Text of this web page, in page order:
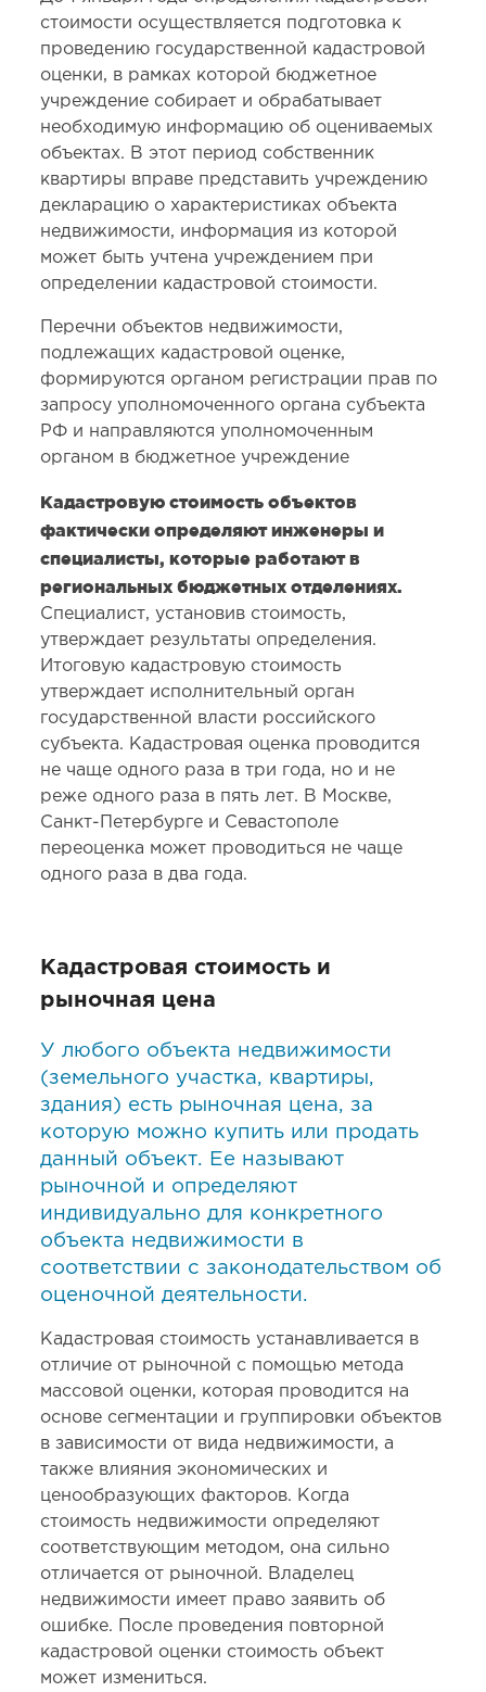
стоимости осуществляется подготовка к
проведению государственной кадастровой
оценки, в рамках которой бюджетное
учреждение собирает и обрабатывает
необходимую информацию об оцениваемых
объектах. В этот период собственник
квартиры вправе представить учреждению
декларацию о характеристиках объекта
недвижимости, информация из которой
может быть учтена учреждением при
определении кадастровой стоимости.
Перечни объектов недвижимости,
подлежащих кадастровой оценке,
формируются органом регистрации прав по
запросу уполномоченного органа субъекта
РФ и направляются уполномоченным
органом в бюджетное учреждение
Кадастровую стоимость объектов
фактически определяют инженеры и
специалисты, которые работают в
региональных бюджетных отделениях.
Специалист, установив стоимость,
утверждает результаты определения.
Итоговую кадастровую стоимость
утверждает исполнительный орган
государственной власти российского
субъекта. Кадастровая оценка проводится
не чаще одного раза в три года, но и не
реже одного раза в пять лет. В Москве,
Санкт-Петербурге и Севастополе
переоценка может проводиться не чаще
одного раза в два года.
Кадастровая стоимость и
рыночная цена
У любого объекта недвижимости
(земельного участка, квартиры,
здания) есть рыночная цена, за
которую можно купить или продать
данный объект. Ее называют
рыночной и определяют
индивидуально для конкретного
объекта недвижимости в
соответствии с законодательством об
оценочной деятельности.
Кадастровая стоимость устанавливается в
отличие от рыночной с помощью метода
массовой оценки, которая проводится на
основе сегментации и группировки объектов
в зависимости от вида недвижимости, а
также влияния экономических и
ценообразующих факторов. Когда
стоимость недвижимости определяют
соответствующим методом, она сильно
отличается от рыночной. Владелец
недвижимости имеет право заявить об
ошибке. После проведения повторной
кадастровой оценки стоимость объект
может измениться.